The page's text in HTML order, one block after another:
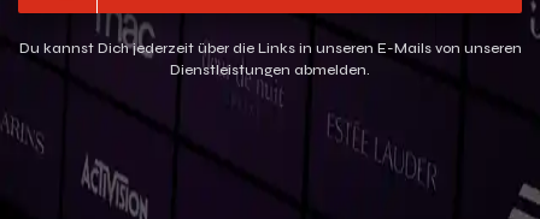
Du kannst Dich jederzeit über die Links in unseren E-Mails von unseren
Dienstleistungen abmelden.